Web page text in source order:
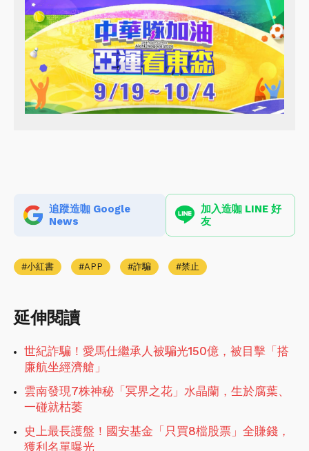
追蹤造咖 Google
News
加入造咖 LINE 好
友
小紅書 APP 詐騙 禁止
延伸閱讀
世紀詐騙！愛馬仕繼承人被騙光150億，被目擊「搭
廉航坐經濟艙」
雲南發現7株神秘「冥界之花」水晶蘭，生於腐葉、
一碰就枯萎
史上最長護盤！國安基金「只買8檔股票」全賺錢，
獲利名單曝光